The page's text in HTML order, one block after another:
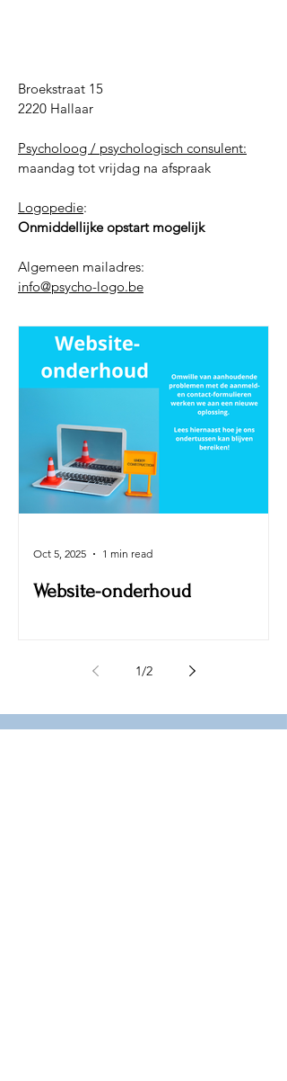
Broekstraat 15
2220 Hallaar
Psycholoog / psychologisch consulent:
​maandag tot vrijdag na afspraak
Logopedie:
Onmiddellijke opstart mogelijk
Algemeen mailadres:
info@psycho-logo.be
Website-onderhoud
Oct 5, 2025 1 min read
1/2